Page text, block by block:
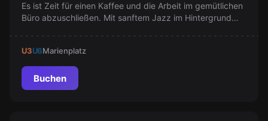
Es ist Zeit für einen Kaffee und die Arbeit im gemütlichen
Büro abzuschließen. Mit sanftem Jazz im Hintergrund
U3U6Marienplatz
Buchen